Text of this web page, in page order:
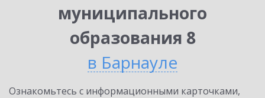
муниципального
образования 8
в Барнауле
Ознакомьтесь с информационными карточками,